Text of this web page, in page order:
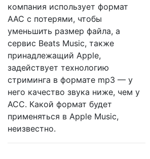
компания использует формат
AAC с потерями, чтобы
уменьшить размер файла, а
сервис Beats Music, также
принадлежащий Apple,
задействует технологию
стриминга в формате mp3 — у
него качество звука ниже, чем у
ACC. Какой формат будет
применяться в Apple Music,
неизвестно.